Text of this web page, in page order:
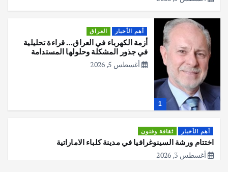
1
أهم الأخبار العراق
أزمة الكهرباء في العراق… قراءة تحليلية
في جذور المشكلة وحلولها المستدامة
أغسطس 5, 2026
أهم الأخبار ثقافة وفنون
اختتام ورشة السينوغرافيا في مدينة كلباء الاماراتية
أغسطس 3, 2026